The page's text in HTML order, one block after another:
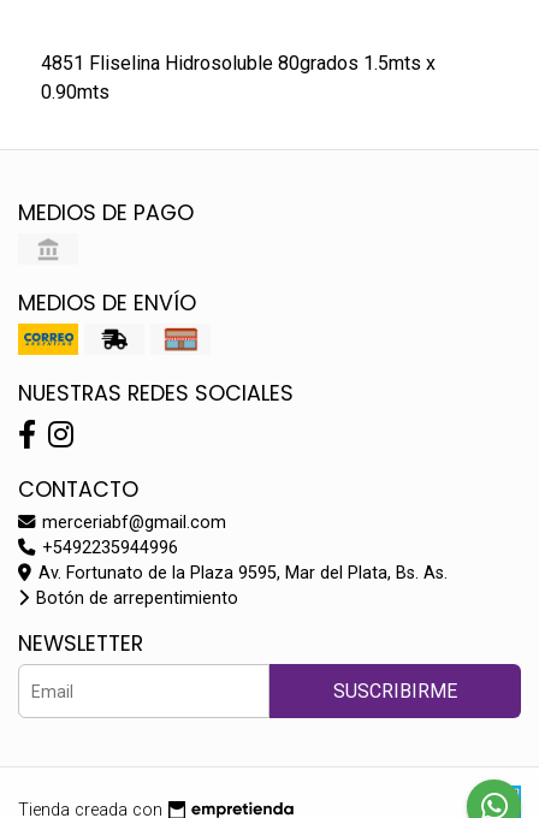
4851 Fliselina Hidrosoluble 80grados 1.5mts x
0.90mts
MEDIOS DE PAGO
MEDIOS DE ENVÍO
NUESTRAS REDES SOCIALES
CONTACTO
merceriabf@gmail.com
+5492235944996
Av. Fortunato de la Plaza 9595, Mar del Plata, Bs. As.
Botón de arrepentimiento
NEWSLETTER
SUSCRIBIRME
Tienda creada con